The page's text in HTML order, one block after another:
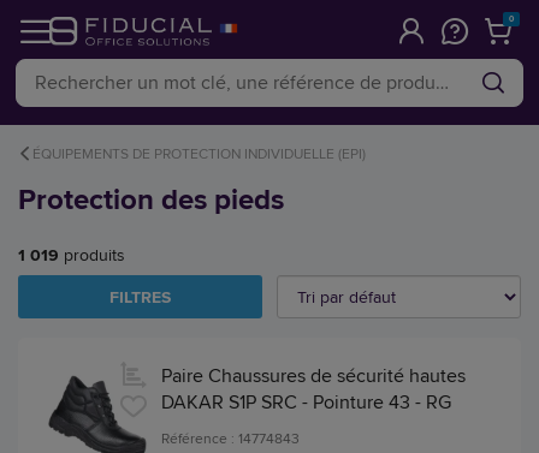
0
ÉQUIPEMENTS DE PROTECTION INDIVIDUELLE (EPI)
Protection des pieds
1 019 produits
FILTRES
Paire Chaussures de sécurité hautes
DAKAR S1P SRC - Pointure 43 - RG
Référence : 14774843